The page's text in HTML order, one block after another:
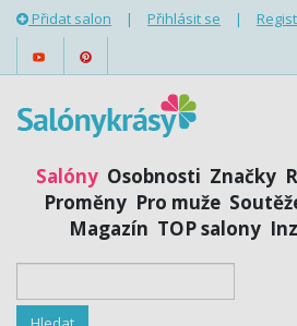
Přidat salon | Přihlásit se |
Salóny Osobnosti Značky
Proměny Pro muže
Magazín TOP salony